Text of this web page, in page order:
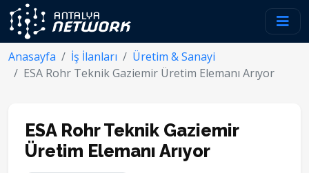
Anasayfa İş İlanları
Üretim & Sanayi
ESA Rohr Teknik Gaziemir Üretim Elemanı Arıyor
ESA Rohr Teknik Gaziemir
Üretim Elemanı Arıyor